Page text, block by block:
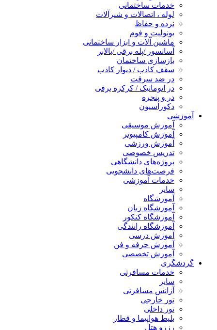
خدمات ساختمانی
لوله ، اتصالات و شیرآلات
نرده و حفاظ
یونولیت و فوم
ماشین آلات و ابزار ساختمانی
آسانسور /پله برقی /بالابر
بازسازی ساختمان
سقف کاذب / دیوار کاذب
در ضد سرقت
در اتوماتیک / کرکره برقی
در و پنجره
دکوراسیون
آموزشی
آموزش موسیقی
آموزش کامپیوتر
آموزش ورزشی
تدریس خصوصی
پروژه‌های دانشگاهی
فرصت‌های دانشجویی
خدمات آموزشی
سایر
آموزشگاه
آموزشگاه زبان
آموزشگاه کنکور
آموزشگاه رانندگی
آموزش درسی
آموزش حرفه و فن
آموزش تخصصی
گردشگری
خدمات مسافرتی
سایر
آژانس مسافرتی
تور خارجی
تور داخلی
بلیط هواپیما و قطار
رزرو هتل